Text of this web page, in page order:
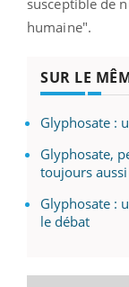
humaine".
SUR LE
Glyphosate :
Glyphosate,
toujours
Glyphosate :
le débat